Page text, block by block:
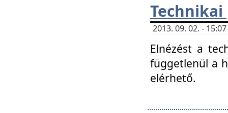
2013. 09. 02. -
Elnézést a
függetlenül a
elérhető.